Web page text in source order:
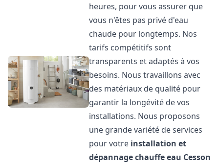
heures, pour vous assurer que
vous n'êtes pas privé d'eau
chaude pour longtemps. Nos
tarifs compétitifs sont
transparents et adaptés à vos
besoins. Nous travaillons avec
des matériaux de qualité pour
garantir la longévité de vos
installations. Nous proposons
une grande variété de services
pour votre installation et
dépannage chauffe eau Cesson